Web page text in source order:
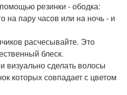
резинки - ободка:
на пару часов или на ночь - и
расчесывайте. Это
блеск.
визуально сделать волосы
которых совпадает с цветом